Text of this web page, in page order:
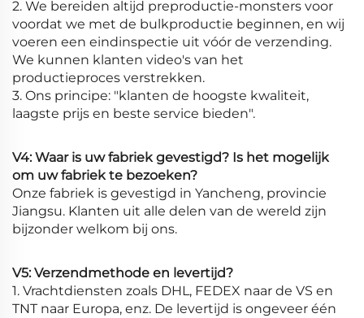
2. We bereiden altijd preproductie-monsters voor
voordat we met de bulkproductie beginnen, en wij
voeren een eindinspectie uit vóór de verzending.
We kunnen klanten video's van het
productieproces verstrekken.
3. Ons principe: "klanten de hoogste kwaliteit,
laagste prijs en beste service bieden".
V4: Waar is uw fabriek gevestigd? Is het mogelijk
om uw fabriek te bezoeken?
Onze fabriek is gevestigd in Yancheng, provincie
Jiangsu. Klanten uit alle delen van de wereld zijn
bijzonder welkom bij ons.
V5: Verzendmethode en levertijd?
1. Vrachtdiensten zoals DHL, FEDEX naar de VS en
TNT naar Europa, enz. De levertijd is ongeveer één